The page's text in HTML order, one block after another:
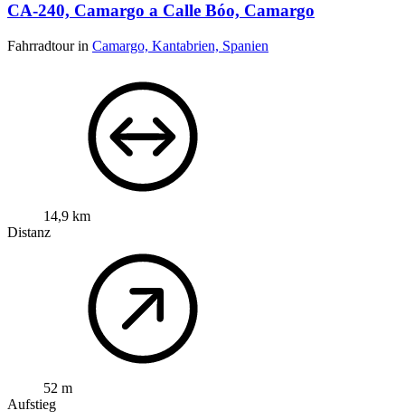
CA-240, Camargo a Calle Bóo, Camargo
Fahrradtour in Camargo, Kantabrien, Spanien
14,9 km
Distanz
52 m
Aufstieg